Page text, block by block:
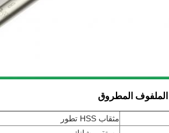
مثقاب HSS تطور